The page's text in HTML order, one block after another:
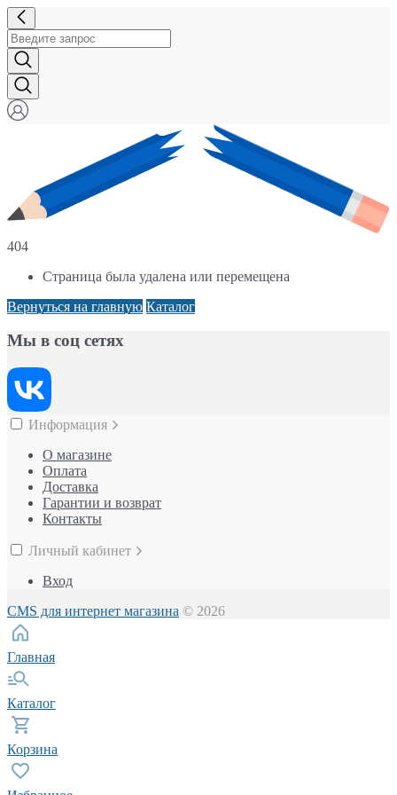
404
Страница была удалена или перемещена
Вернуться на главную Каталог
Мы в соц сетях
Информация
О магазине
Оплата
Доставка
Гарантии и возврат
Контакты
Личный кабинет
Вход
CMS для интернет магазина © 2026
Главная
Каталог
Корзина